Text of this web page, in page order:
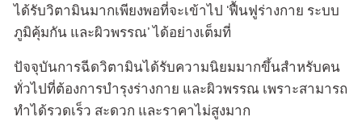
ได้รับวิตามินมากเพียงพอที่จะเข้าไป ‘ฟื้นฟูร่างกาย ระบบ
ภูมิคุ้มกัน และผิวพรรณ’ ได้อย่างเต็มที่
ปัจจุบันการฉีดวิตามินได้รับความนิยมมากขึ้นสำหรับคน
ทั่วไปที่ต้องการบำรุงร่างกาย และผิวพรรณ เพราะสามารถ
ทำได้รวดเร็ว สะดวก และราคาไม่สูงมาก